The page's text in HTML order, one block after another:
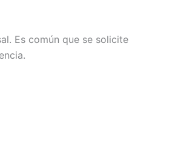
Es común que se solicite